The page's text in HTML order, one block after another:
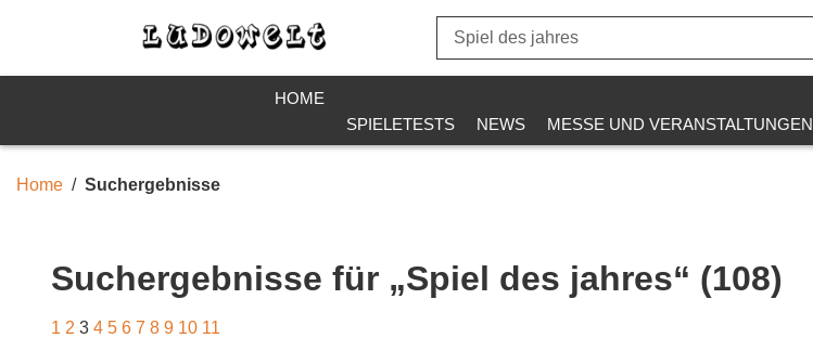
HOME
SPIELETESTS
NEWS MESSE UND VERANSTALTUNGEN
Home Suchergebnisse
Suchergebnisse für „Spiel des jahres“ (108)
1 2 3 4 5 6 7 8 9 10 11